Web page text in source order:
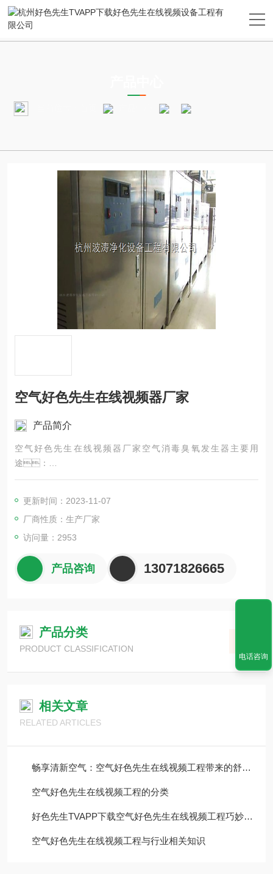
空气好色先生在线视频器厂家
产品简介
空气好色先生在线视频器厂家空气消毒臭氧发生器主要用
途：
(一)食品厂车间空气消毒(二)制药厂空气消毒(三)矿泉水厂空气消
(四)医院空气消毒(五)冷库食品保鲜消毒(六)实验室氧化、
褪色
更新时间：2023-11-07
厂商性质：生产厂家
访问量：2953
产品咨询 13071826665
产品分类
PRODUCT CLASSIFICATION
相关文章
RELATED ARTICLES
畅享清新空气：空气好色先生在线视频工程带来的舒适空间新感受
空气好色先生在线视频工程的分类
好色先生TVAPP下载空气好色先生在线视频工程巧妙设计
空气好色先生在线视频工程与行业相关知识
电话咨询